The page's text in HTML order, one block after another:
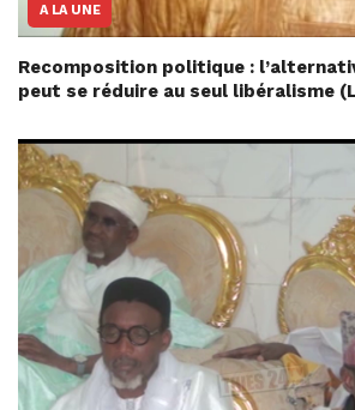
A LA UNE
Recomposition politique :
peut se réduire au seul libéralisme